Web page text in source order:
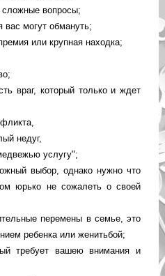
вопросы;
могут обмануть;
или крупная находка;
враг, который только и ждет
недуг,
услугу";
выбор, однако нужно что
юрько не сожалеть о своей
перемены в семье, это
ребенка или женитьбой;
требует вашею внимания и